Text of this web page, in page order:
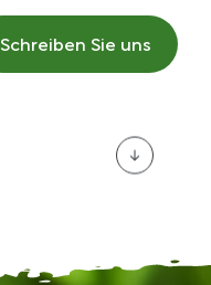
Schreiben Sie uns